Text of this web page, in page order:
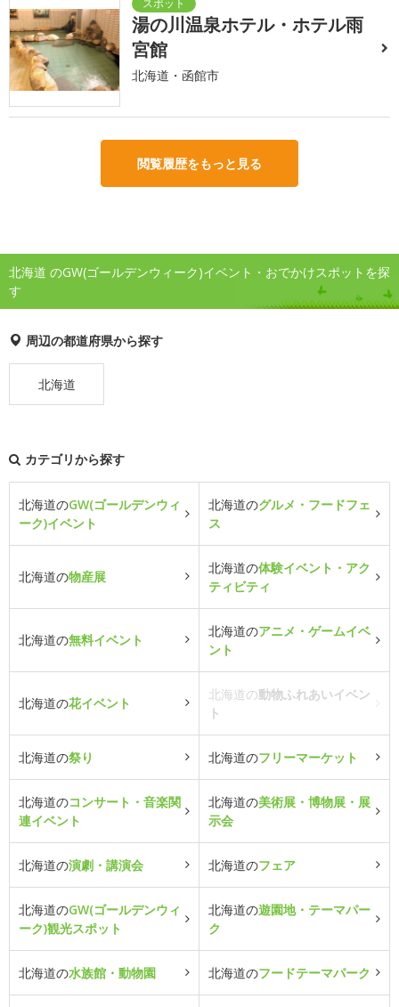
湯の川温泉ホテル・ホテル雨
宮館
北海道・函館市
閲覧履歴をもっと見る
北海道 のGW(ゴールデンウィーク)イベント・おでかけスポットを探
す
周辺の都道府県から探す
北海道
カテゴリから探す
北海道のGW(ゴールデンウィ
ーク)イベント
北海道のグルメ・フードフェ
ス
北海道の物産展
北海道の体験イベント・アク
ティビティ
北海道の無料イベント
北海道のアニメ・ゲームイベ
ント
北海道の花イベント
北海道の動物ふれあいイベン
ト
北海道の祭り 北海道のフリーマーケット
北海道のコンサート・音楽関
連イベント
北海道の美術展・博物展・展
示会
北海道の演劇・講演会 北海道のフェア
北海道のGW(ゴールデンウィ
ーク)観光スポット
北海道の遊園地・テーマパー
ク
北海道の水族館・動物園 北海道のフードテーマパーク